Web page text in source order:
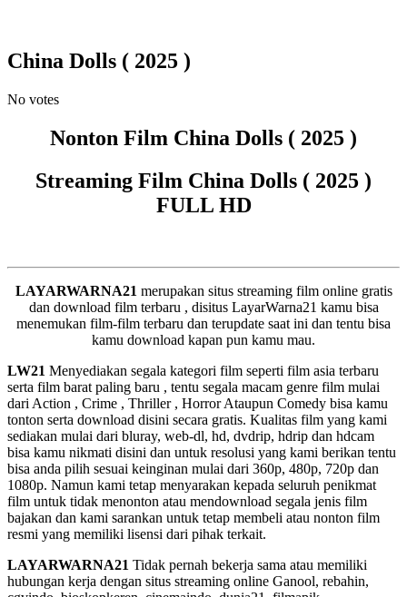
China Dolls ( 2025 )
No votes
Nonton Film China Dolls ( 2025 )
Streaming Film China Dolls ( 2025 )
FULL HD
LAYARWARNA21 merupakan situs streaming film online gratis
dan download film terbaru , disitus LayarWarna21 kamu bisa
menemukan film-film terbaru dan terupdate saat ini dan tentu bisa
kamu download kapan pun kamu mau.
LW21 Menyediakan segala kategori film seperti film asia terbaru
serta film barat paling baru , tentu segala macam genre film mulai
dari Action , Crime , Thriller , Horror Ataupun Comedy bisa kamu
tonton serta download disini secara gratis. Kualitas film yang kami
sediakan mulai dari bluray, web-dl, hd, dvdrip, hdrip dan hdcam
bisa kamu nikmati disini dan untuk resolusi yang kami berikan tentu
bisa anda pilih sesuai keinginan mulai dari 360p, 480p, 720p dan
1080p. Namun kami tetap menyarakan kepada seluruh penikmat
film untuk tidak menonton atau mendownload segala jenis film
bajakan dan kami sarankan untuk tetap membeli atau nonton film
resmi yang memiliki lisensi dari pihak terkait.
LAYARWARNA21 Tidak pernah bekerja sama atau memiliki
hubungan kerja dengan situs streaming online Ganool, rebahin,